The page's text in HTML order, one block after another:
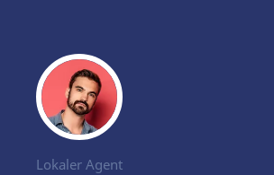
Lokaler Agent